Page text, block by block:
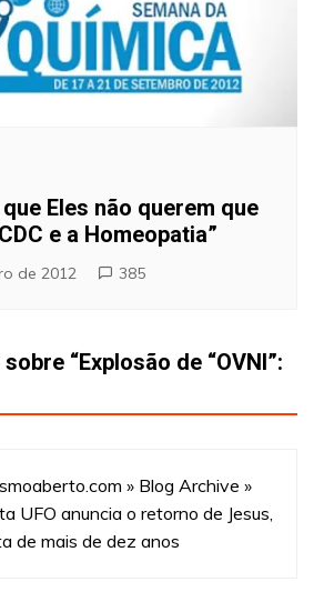
Eles não querem que
e a Homeopatia”
de 2012 385
“Explosão de “OVNI”:
» Blog Archive »
UFO anuncia o retorno de Jesus,
de mais de dez anos